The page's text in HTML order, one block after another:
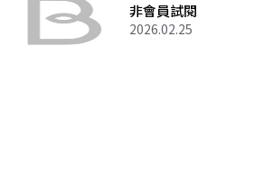
非會員試閱
2026.02.25